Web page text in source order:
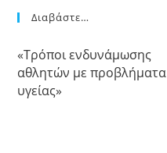
Διαβάστε…
«Τρόποι ενδυνάμωσης
αθλητών με προβλήματα
υγείας»